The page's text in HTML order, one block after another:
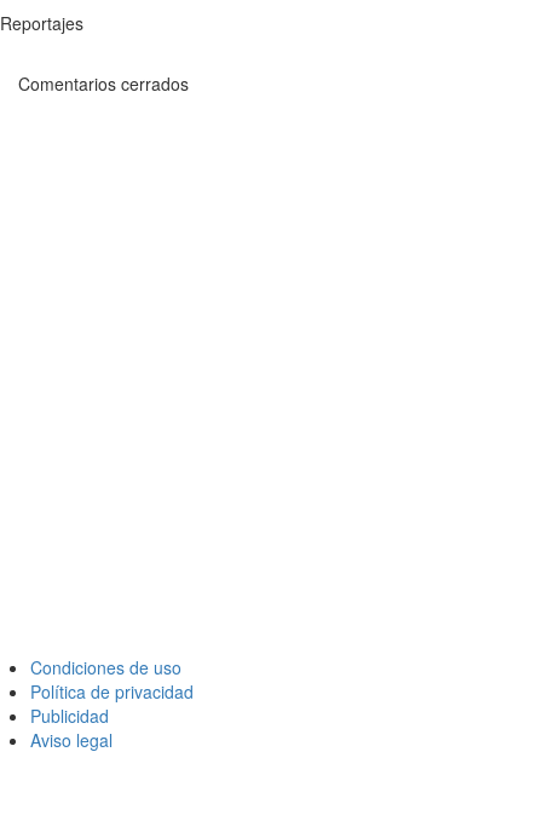
Reportajes
Comentarios cerrados
Condiciones de uso
Política de privacidad
Publicidad
Aviso legal